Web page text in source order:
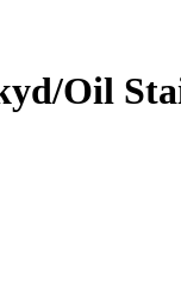
Oil